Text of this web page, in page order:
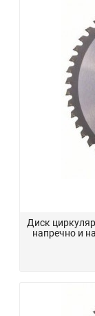
Диск
напречно и